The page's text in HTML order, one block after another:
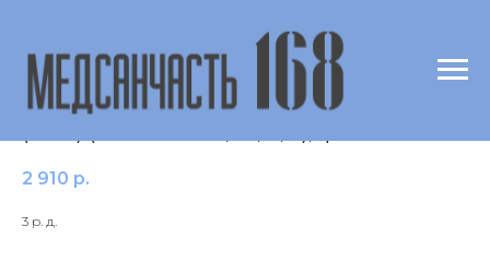
Генотипирование вируса гепатита С
2 910 р.
3 р. д.